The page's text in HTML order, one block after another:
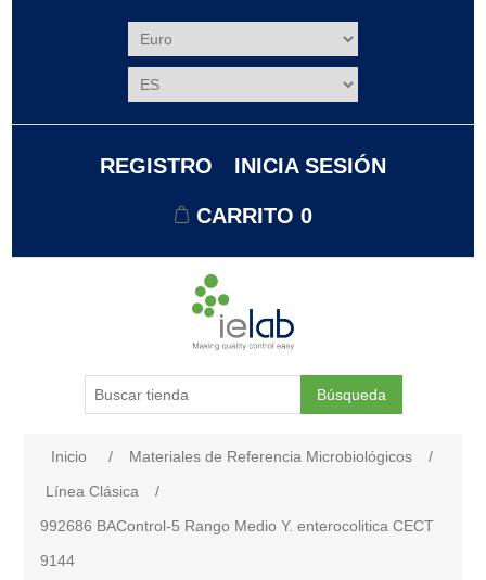
REGISTRO INICIA SESIÓN
CARRITO 0
Búsqueda
Inicio / Materiales de Referencia Microbiológicos
/
Línea Clásica
/
992686 BAControl-5 Rango Medio Y. enterocolitica CECT
9144